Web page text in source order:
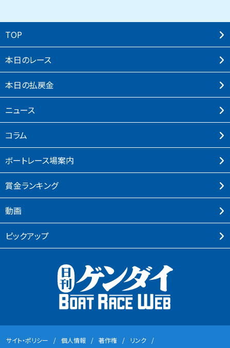
TOP
本⽇のレース
本⽇の払戻⾦
ニュース
コラム
ボートレース場案内
賞⾦ランキング
動画
ピックアップ
サイト・ポリシー 個⼈情報 著作権 リンク